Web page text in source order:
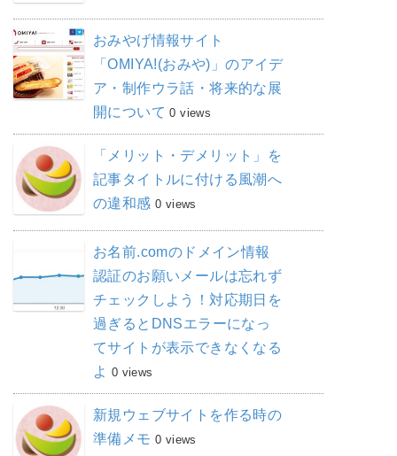
おみやげ情報サイト
「OMIYA!(おみや)」のアイデ
ア・制作ウラ話・将来的な展
開について 0 views
「メリット・デメリット」を
記事タイトルに付ける風潮へ
の違和感 0 views
お名前.comのドメイン情報
認証のお願いメールは忘れず
チェックしよう！対応期日を
過ぎるとDNSエラーになっ
てサイトが表示できなくなる
よ 0 views
新規ウェブサイトを作る時の
準備メモ 0 views